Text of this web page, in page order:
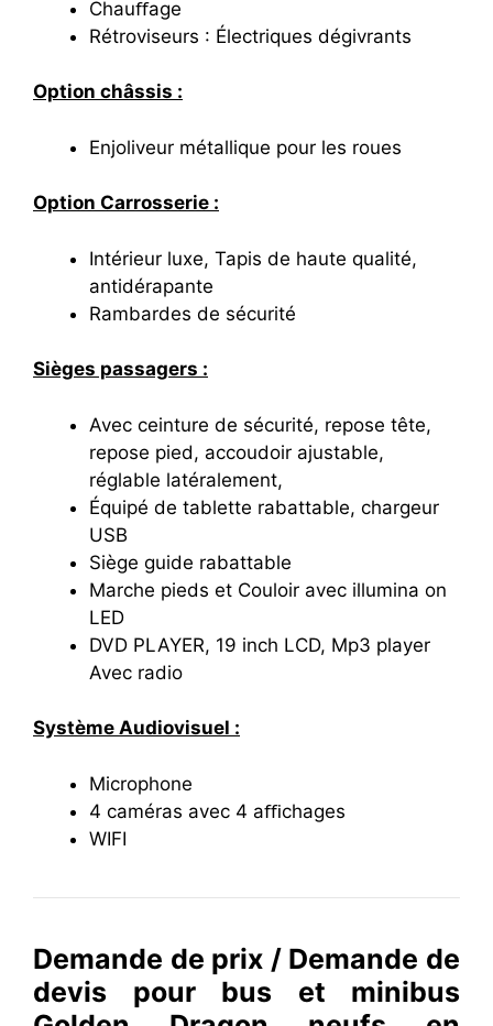
Chauﬀage
Rétroviseurs : Électriques dégivrants
Option châssis :
Enjoliveur métallique pour les roues
Option Carrosserie :
Intérieur luxe, Tapis de haute qualité,
antidérapante
Rambardes de sécurité
Sièges passagers :
Avec ceinture de sécurité, repose tête,
repose pied, accoudoir ajustable,
réglable latéralement,
Équipé de tablette rabattable, chargeur
USB
Siège guide rabattable
Marche pieds et Couloir avec illumina on
LED
DVD PLAYER, 19 inch LCD, Mp3 player
Avec radio
Système Audiovisuel :
Microphone
4 caméras avec 4 aﬃchages
WIFI
Demande de prix / Demande de
devis pour bus et minibus